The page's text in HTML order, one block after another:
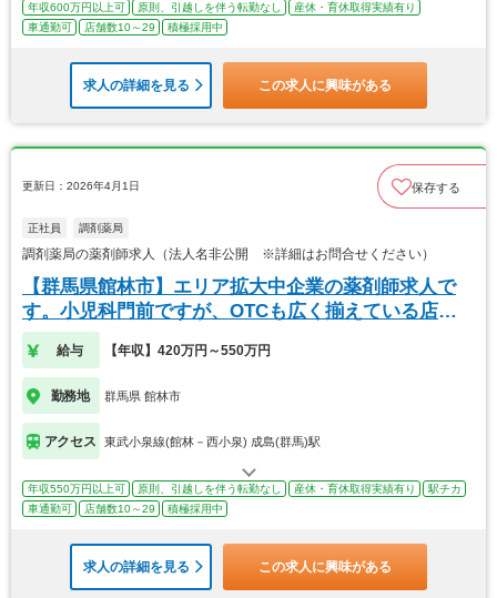
年収600万円以上可 原則、引越しを伴う転勤なし
産休・育休取得実績有り
車通勤可
店舗数10～29 積極採用中
求人の詳細を見る この求人に興味がある
更新日：2026年4月1日 保存する
正社員 調剤薬局
調剤薬局の薬剤師求人（法人名非公開 ※詳細はお問合せください）
【群馬県館林市】エリア拡大中企業の薬剤師求人で
す。小児科門前ですが、OTCも広く揃えている店舗
です。
給与 【年収】420万円～550万円
勤務地 群馬県 館林市
アクセス 東武小泉線(館林－西小泉) 成島(群馬)駅
年収550万円以上可 原則、引越しを伴う転勤なし 産休・育休取得実績有り
駅チカ
車通勤可
店舗数10～29 積極採用中
求人の詳細を見る この求人に興味がある